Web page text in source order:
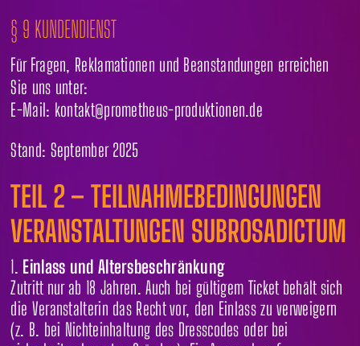
§ 9 KUNDENDIENST
Für Fragen, Reklamationen und Beanstandungen erreichen
Sie uns unter:
E-Mail: kontakt@prometheus-produktionen.de
Stand: September 2025
TEIL 2 – TEILNAHMEBEDINGUNGEN
VERANSTALTUNGEN SUBROSADICTUM
Einlass und Altersbeschränkung
Zutritt nur ab 18 Jahren. Auch bei gültigem Ticket behält sich
die Veranstalterin das Recht vor, den Einlass zu verweigern
(z. B. bei Nichteinhaltung des Dresscodes oder bei